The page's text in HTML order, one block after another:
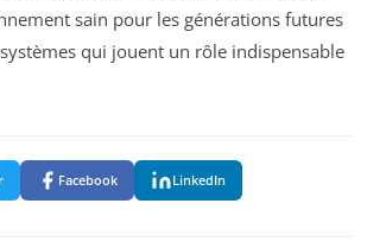
sain pour les générations futures
qui jouent un rôle indispensable
Facebook LinkedIn